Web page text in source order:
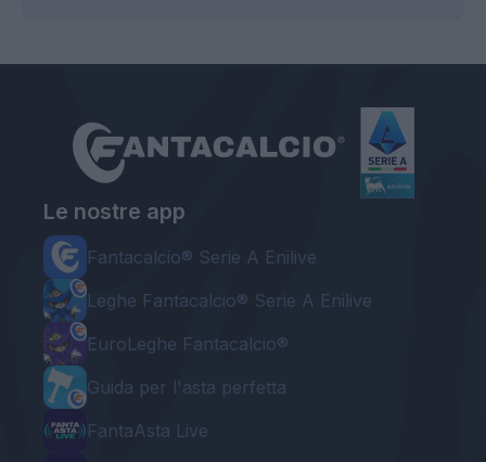
Le nostre app
Fantacalcio® Serie A Enilive
Leghe Fantacalcio® Serie A Enilive
EuroLeghe Fantacalcio®
Guida per l'asta perfetta
FantaAsta Live